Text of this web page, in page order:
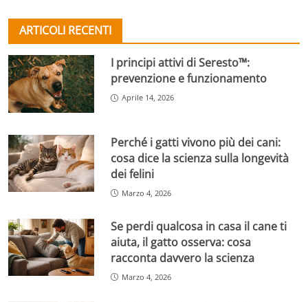
ARTICOLI RECENTI
I principi attivi di Seresto™:
prevenzione e funzionamento
Aprile 14, 2026
Perché i gatti vivono più dei cani:
cosa dice la scienza sulla longevità
dei felini
Marzo 4, 2026
Se perdi qualcosa in casa il cane ti
aiuta, il gatto osserva: cosa
racconta davvero la scienza
Marzo 4, 2026